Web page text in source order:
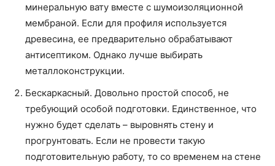
минеральную вату вместе с шумоизоляционной
мембраной. Если для профиля используется
древесина, ее предварительно обрабатывают
антисептиком. Однако лучше выбирать
металлоконструкции.
Бескаркасный. Довольно простой способ, не
требующий особой подготовки. Единственное, что
нужно будет сделать – выровнять стену и
прогрунтовать. Если не провести такую
подготовительную работу, то со временем на стене